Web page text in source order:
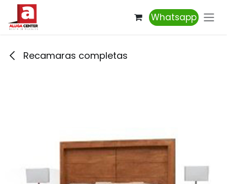
Ir al contenido
Whatsapp
Recamaras completas